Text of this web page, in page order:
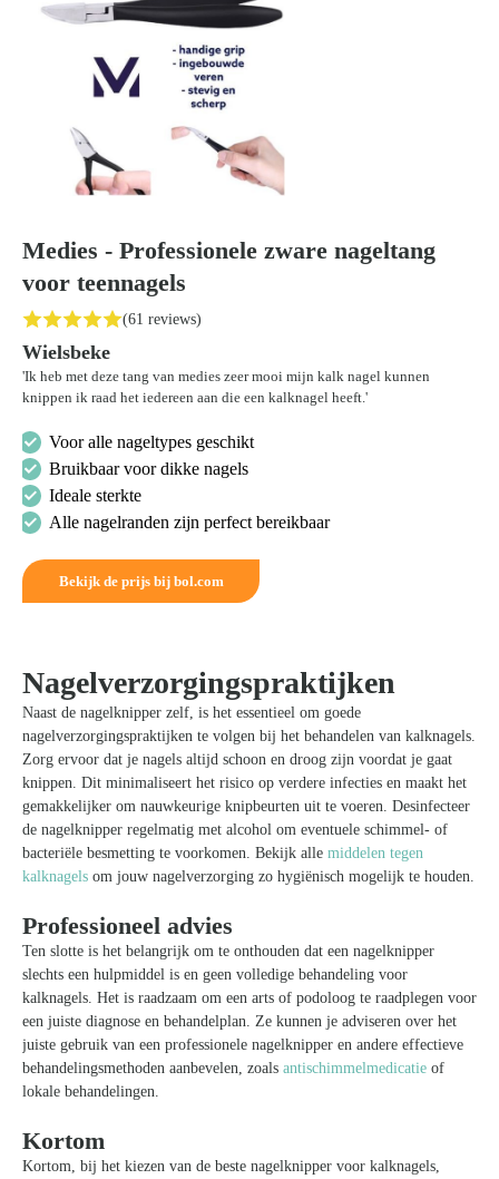
Zoeken
naar:
Medies - Professionele zware nageltang
voor teennagels
(61 reviews)
Wielsbeke
'Ik heb met deze tang van medies zeer mooi mijn kalk nagel kunnen
knippen ik raad het iedereen aan die een kalknagel heeft.'
Voor alle nageltypes geschikt
Bruikbaar voor dikke nagels
Ideale sterkte
Alle nagelranden zijn perfect bereikbaar
Bekijk de prijs bij bol.com
Nagelverzorgingspraktijken
Naast de nagelknipper zelf, is het essentieel om goede
nagelverzorgingspraktijken te volgen bij het behandelen van kalknagels.
Zorg ervoor dat je nagels altijd schoon en droog zijn voordat je gaat
knippen. Dit minimaliseert het risico op verdere infecties en maakt het
gemakkelijker om nauwkeurige knipbeurten uit te voeren. Desinfecteer
de nagelknipper regelmatig met alcohol om eventuele schimmel- of
bacteriële besmetting te voorkomen. Bekijk alle middelen tegen
kalknagels om jouw nagelverzorging zo hygiënisch mogelijk te houden.
Professioneel advies
Ten slotte is het belangrijk om te onthouden dat een nagelknipper
slechts een hulpmiddel is en geen volledige behandeling voor
kalknagels. Het is raadzaam om een arts of podoloog te raadplegen voor
een juiste diagnose en behandelplan. Ze kunnen je adviseren over het
juiste gebruik van een professionele nagelknipper en andere effectieve
behandelingsmethoden aanbevelen, zoals antischimmelmedicatie of
lokale behandelingen.
Kortom
Kortom, bij het kiezen van de beste nagelknipper voor kalknagels,